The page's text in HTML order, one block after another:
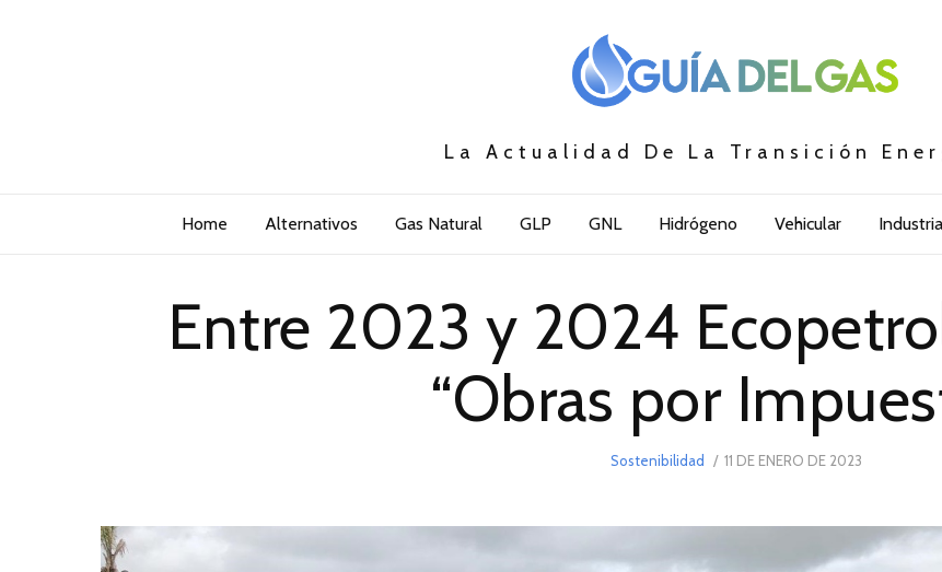
La Actualidad De La Transición
Home Alternativos Gas Natural GLP GNL Hidrógeno Vehicular Industria
Entre 2023 y 2024
“Obras por
Sostenibilidad
POSTED
11 DE ENERO DE 2023
2023